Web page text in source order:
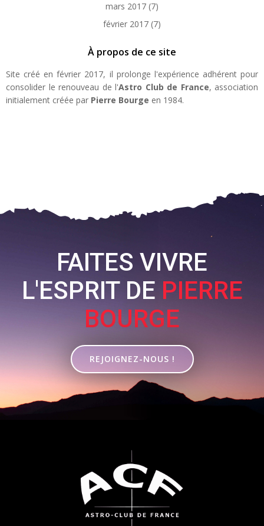
mars 2017 (7)
février 2017 (7)
À propos de ce site
Site créé en février 2017, il prolonge l'expérience adhérent pour
consolider le renouveau de l'Astro Club de France, association
initialement créée par Pierre Bourge en 1984.
FAITES VIVRE
L'ESPRIT DE PIERRE
BOURGE
REJOIGNEZ-NOUS !